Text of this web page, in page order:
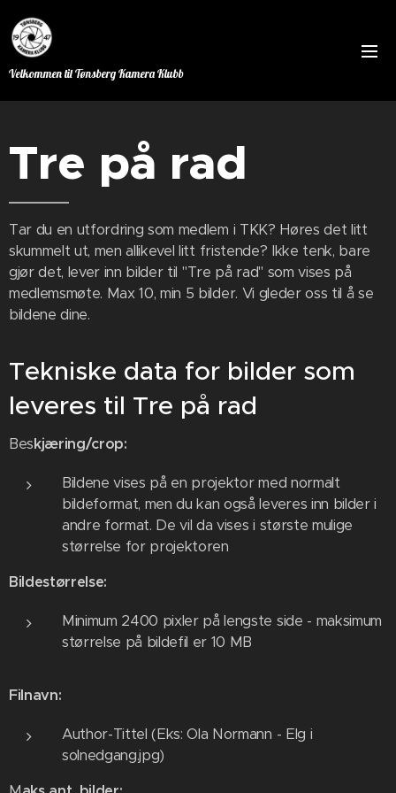
Velkommen til Tønsberg Kamera Klubb
Tre på rad
Tar du en utfordring som medlem i TKK? Høres det litt
skummelt ut, men allikevel litt fristende? Ikke tenk, bare
gjør det, lever inn bilder til "Tre på rad" som vises på
medlemsmøte. Max 10, min 5 bilder. Vi gleder oss til å se
bildene dine.
Tekniske data for bilder som
leveres til Tre på rad
Beskjæring/crop:
Bildene vises på en projektor med normalt
bildeformat, men du kan også leveres inn bilder i
andre format. De vil da vises i største mulige
størrelse for projektoren
Bildestørrelse:
Minimum 2400 pixler på lengste side - maksimum
størrelse på bildefil er 10 MB
Filnavn:
Author-Tittel (Eks: Ola Normann - Elg i
solnedgang.jpg)